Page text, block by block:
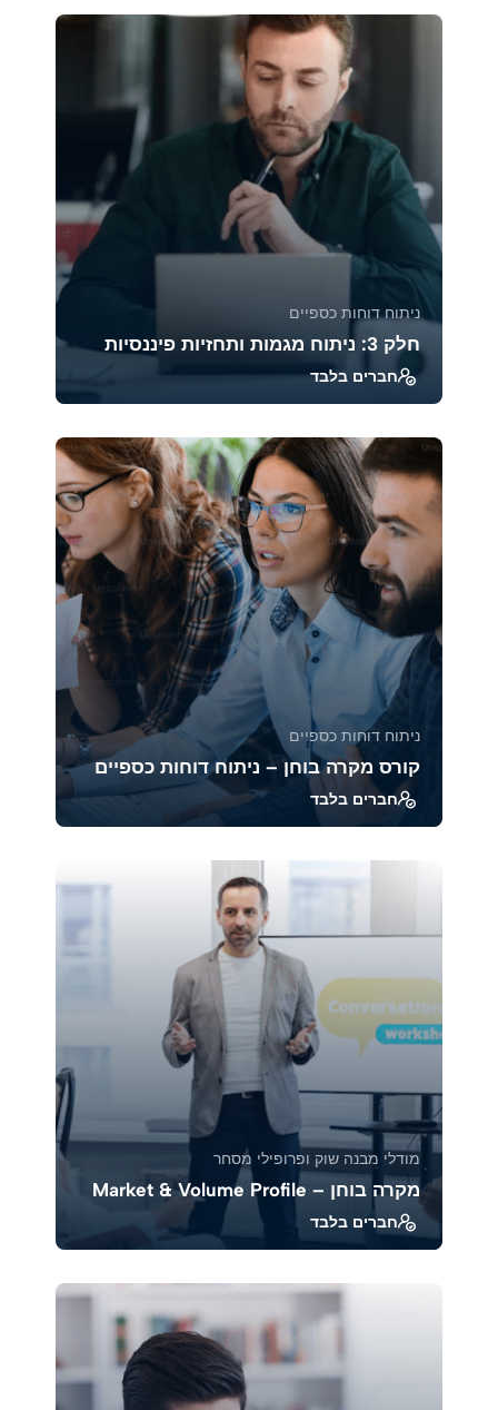
ביותר לניתוח מבנה השוק והתנהגות משתתפיו.
39219
ניתוח דוחות כספיים
חלק 3: ניתוח מגמות ותחזיות פיננסיות
חברים בלבד
פיננסיות, בניית תחזיות וניהול סיכונים. בעזרת
טכניקות...
2471
45973
ניתוח דוחות כספיים
קורס מקרה בוחן – ניתוח דוחות כספיים
חברים בלבד
חברות מובילות ממגזרים שונים, כדי לראות איך
1880
39324
מודלי מבנה שוק ופרופילי מסחר
מקרה בוחן – Market & Volume Profile
חברים בלבד
באמצעות Market Profile ו־Volume Profile, כדי
39382